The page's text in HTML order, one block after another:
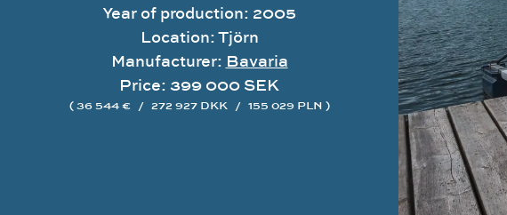
Year of production: 2005
Location: Tjörn
Manufacturer: Bavaria
Price: 399 000 SEK
( 36 544 € / 272 927 DKK / 155 029 PLN )